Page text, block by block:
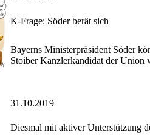
K-Frage: Söder berät sich
Bayerns Ministerpräsident Söder
Stoiber Kanzlerkandidat der Union
31.10.2019
Diesmal mit aktiver Unterstützung